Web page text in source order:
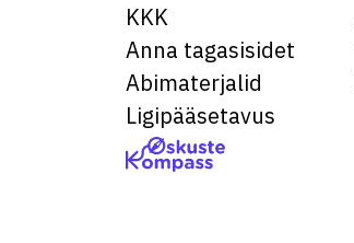
KKK
Anna tagasisidet
Abimaterjalid
Ligipääsetavus